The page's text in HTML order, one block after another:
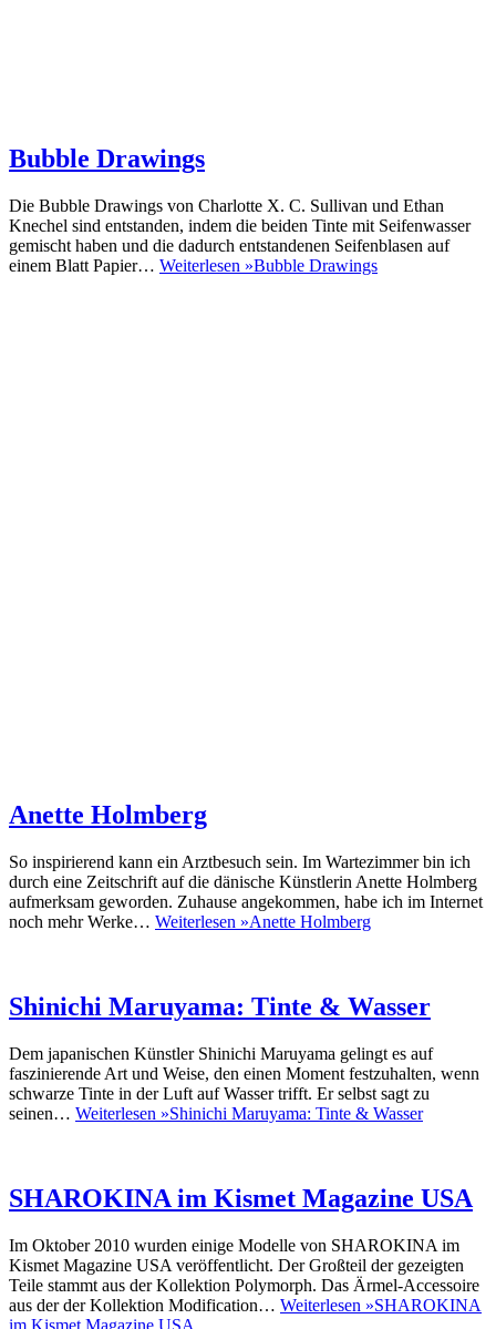
Bubble Drawings
Die Bubble Drawings von Charlotte X. C. Sullivan und Ethan
Knechel sind entstanden, indem die beiden Tinte mit Seifenwasser
gemischt haben und die dadurch entstandenen Seifenblasen auf
einem Blatt Papier… Weiterlesen »Bubble Drawings
Anette Holmberg
So inspirierend kann ein Arztbesuch sein. Im Wartezimmer bin ich
durch eine Zeitschrift auf die dänische Künstlerin Anette Holmberg
aufmerksam geworden. Zuhause angekommen, habe ich im Internet
noch mehr Werke… Weiterlesen »Anette Holmberg
Shinichi Maruyama: Tinte & Wasser
Dem japanischen Künstler Shinichi Maruyama gelingt es auf
faszinierende Art und Weise, den einen Moment festzuhalten, wenn
schwarze Tinte in der Luft auf Wasser trifft. Er selbst sagt zu
seinen… Weiterlesen »Shinichi Maruyama: Tinte & Wasser
SHAROKINA im Kismet Magazine USA
Im Oktober 2010 wurden einige Modelle von SHAROKINA im
Kismet Magazine USA veröffentlicht. Der Großteil der gezeigten
Teile stammt aus der Kollektion Polymorph. Das Ärmel-Accessoire
aus der der Kollektion Modification… Weiterlesen »SHAROKINA
im Kismet Magazine USA